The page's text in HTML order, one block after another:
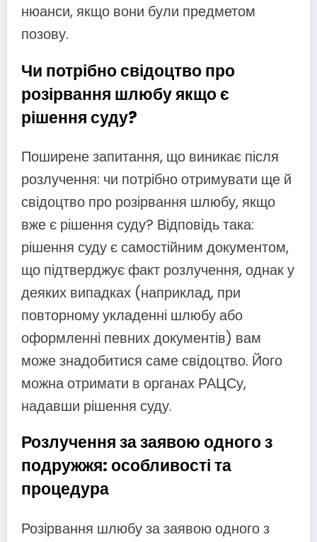
нюанси, якщо вони були предметом
позову.
Чи потрібно свідоцтво про
розірвання шлюбу якщо є
рішення суду?
Поширене запитання, що виникає після
розлучення: чи потрібно отримувати ще й
свідоцтво про розірвання шлюбу, якщо
вже є рішення суду? Відповідь така:
рішення суду є самостійним документом,
що підтверджує факт розлучення, однак у
деяких випадках (наприклад, при
повторному укладенні шлюбу або
оформленні певних документів) вам
може знадобитися саме свідоцтво. Його
можна отримати в органах РАЦСу,
надавши рішення суду.
Розлучення за заявою одного з
подружжя: особливості та
процедура
Розірвання шлюбу за заявою одного з